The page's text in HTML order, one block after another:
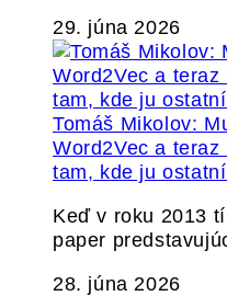
29. júna 2026
Tomáš Mikolov:
Word2Vec a
tam, kde ju
Keď v roku 2013
paper
28. júna 2026